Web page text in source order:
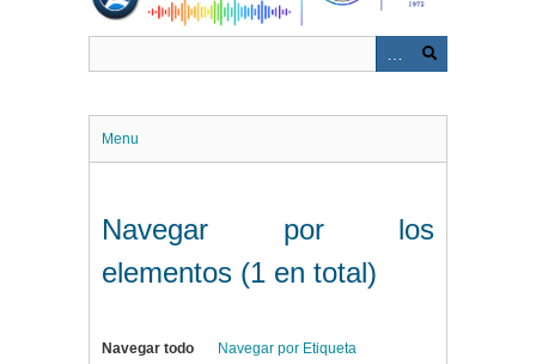
Menu
Navegar por los
elementos (1 en total)
Navegar todo Navegar por Etiqueta